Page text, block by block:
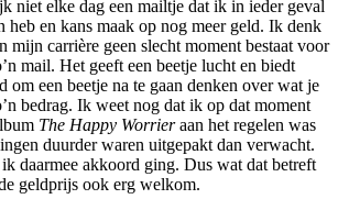
niet elke dag een mailtje dat ik in ieder geval
heb en kans maak op nog meer geld. Ik denk
mijn carrière geen slecht moment bestaat voor
mail. Het geeft een beetje lucht en biedt
om een beetje na te gaan denken over wat je
bedrag. Ik weet nog dat ik op dat moment
The Happy Worrieraan het regelen was
duurder waren uitgepakt dan verwacht.
daarmee akkoord ging. Dus wat dat betreft
geldprijs ook erg welkom.